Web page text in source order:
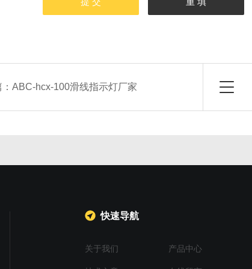
：ABC-hcx-100滑线指示灯厂家
快速导航
关于我们 产品中心